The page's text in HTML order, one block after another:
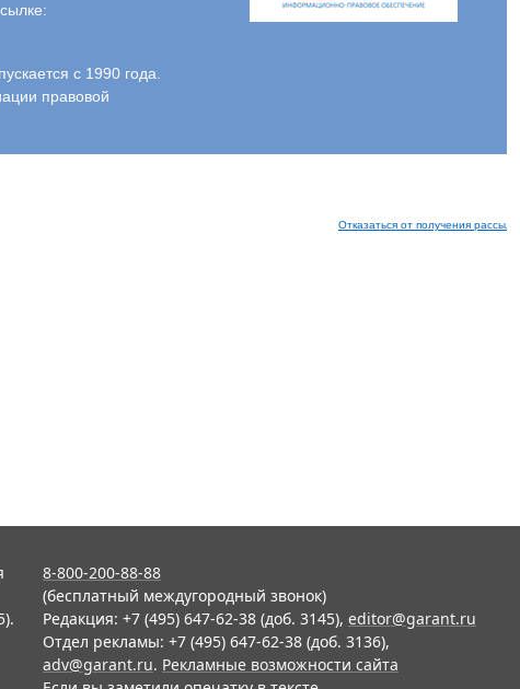
с 1990 года.
правовой
Отказаться от получения
8-800-200-88-88
(бесплатный междугородный звонок)
Редакция: +7 (495) 647-62-38 (доб. 3145), editor@garant.ru
Отдел рекламы: +7 (495) 647-62-38 (доб. 3136),
adv@garant.ru. Рекламные возможности сайта